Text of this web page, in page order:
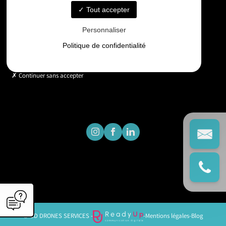
Horaires
Lundi - Vendredi : 9h - 18h
© GD DRONES SERVICES - -Mentions légales-Blog
Tout accepter
Personnaliser
Politique de confidentialité
Continuer sans accepter